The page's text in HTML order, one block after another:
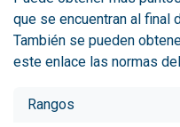
que se encuentran al final
También se pueden
este enlace las normas
Rangos